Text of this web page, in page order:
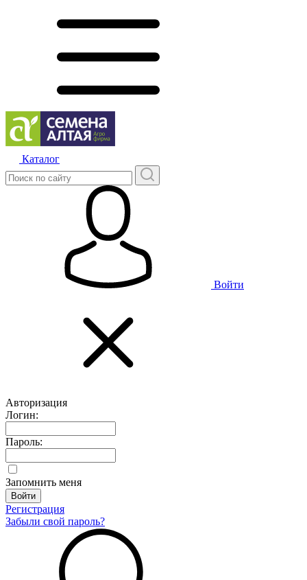
Каталог
Войти
Авторизация
Логин:
Пароль:
Запомнить меня
Регистрация
Забыли свой пароль?